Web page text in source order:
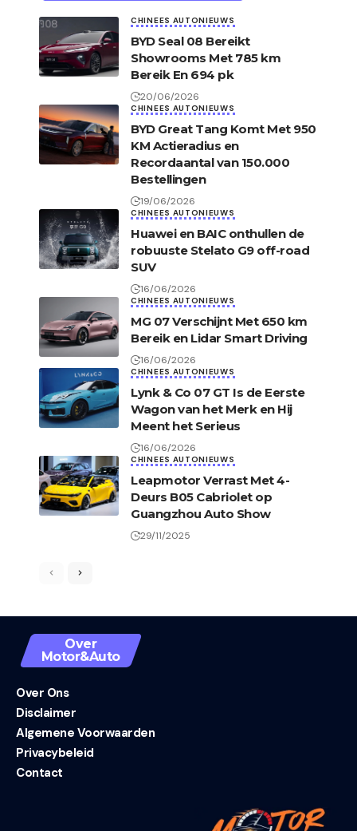
CHINEES AUTONIEUWS
BYD Seal 08 Bereikt
Showrooms Met 785 km
Bereik En 694 pk
20/06/2026
CHINEES AUTONIEUWS
BYD Great Tang Komt Met 950
KM Actieradius en
Recordaantal van 150.000
Bestellingen
19/06/2026
CHINEES AUTONIEUWS
Huawei en BAIC onthullen de
robuuste Stelato G9 off-road
SUV
16/06/2026
CHINEES AUTONIEUWS
MG 07 Verschijnt Met 650 km
Bereik en Lidar Smart Driving
16/06/2026
CHINEES AUTONIEUWS
Lynk & Co 07 GT Is de Eerste
Wagon van het Merk en Hij
Meent het Serieus
16/06/2026
CHINEES AUTONIEUWS
Leapmotor Verrast Met 4-
Deurs B05 Cabriolet op
Guangzhou Auto Show
29/11/2025
Over
Motor&Auto
Over Ons
Disclaimer
Algemene Voorwaarden
Privacybeleid
Contact